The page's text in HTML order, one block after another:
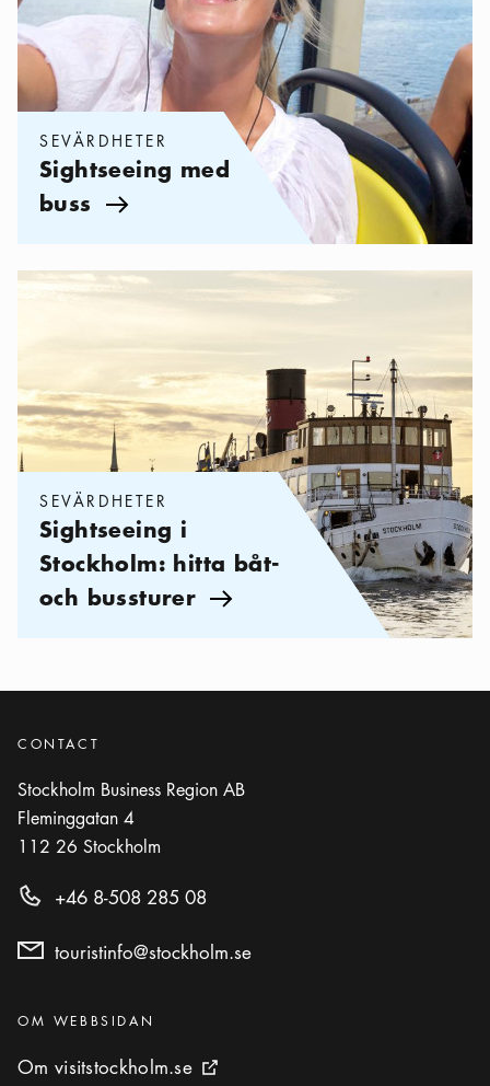
SEVÄRDHETER
Sightseeing med
buss Pil ikon
Kategorier: Sevärdheter Sightseeing i Stockholm: hitta båt-
SEVÄRDHETER
Sightseeing i
Stockholm: hitta båt-
och bussturer Pil ikon
CONTACT
Stockholm Business Region AB
Fleminggatan 4
112 26 Stockholm
+46 8-508 285 08
touristinfo@stockholm.se
Kategorier:
OM WEBBSIDAN
Om visitstockholm.se
Om visitstockholm.se Extern ikon